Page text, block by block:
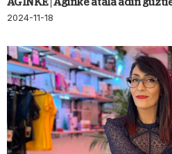
2024-11-18